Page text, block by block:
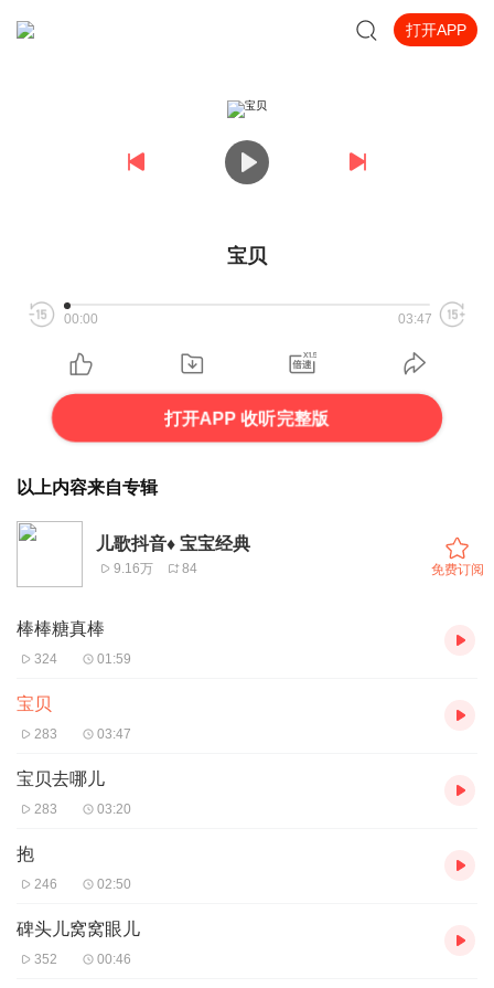
打开APP
宝贝
00:00 03:47
打开APP 收听完整版
以上内容来自专辑
儿歌抖音♦️ 宝宝经典
9.16万 84 免费订阅
棒棒糖真棒
324 01:59
宝贝
283 03:47
宝贝去哪儿
283 03:20
抱
246 02:50
碑头儿窝窝眼儿
352 00:46